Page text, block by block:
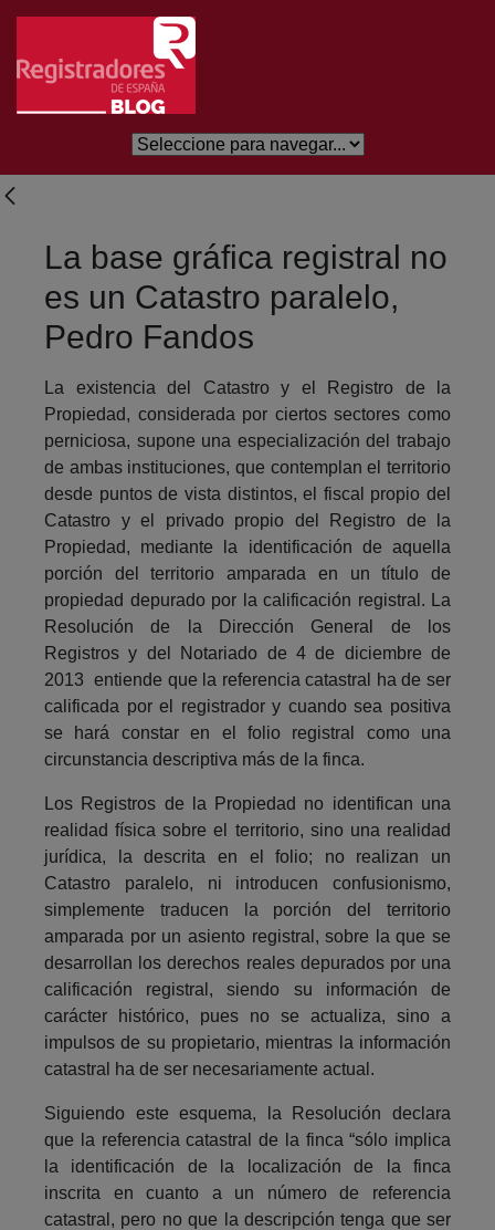
Saltar al contenido principal
La base gráfica registral no
es un Catastro paralelo,
Pedro Fandos
La existencia del Catastro y el Registro de la
Propiedad, considerada por ciertos sectores como
perniciosa, supone una especialización del trabajo
de ambas instituciones, que contemplan el territorio
desde puntos de vista distintos, el fiscal propio del
Catastro y el privado propio del Registro de la
Propiedad, mediante la identificación de aquella
porción del territorio amparada en un título de
propiedad depurado por la calificación registral. La
Resolución de la Dirección General de los
Registros y del Notariado de 4 de diciembre de
2013 entiende que la referencia catastral ha de ser
calificada por el registrador y cuando sea positiva
se hará constar en el folio registral como una
circunstancia descriptiva más de la finca.
Los Registros de la Propiedad no identifican una
realidad física sobre el territorio, sino una realidad
jurídica, la descrita en el folio; no realizan un
Catastro paralelo, ni introducen confusionismo,
simplemente traducen la porción del territorio
amparada por un asiento registral, sobre la que se
desarrollan los derechos reales depurados por una
calificación registral, siendo su información de
carácter histórico, pues no se actualiza, sino a
impulsos de su propietario, mientras la información
catastral ha de ser necesariamente actual.
Siguiendo este esquema, la Resolución declara
que la referencia catastral de la finca “sólo implica
la identificación de la localización de la finca
inscrita en cuanto a un número de referencia
catastral, pero no que la descripción tenga que ser